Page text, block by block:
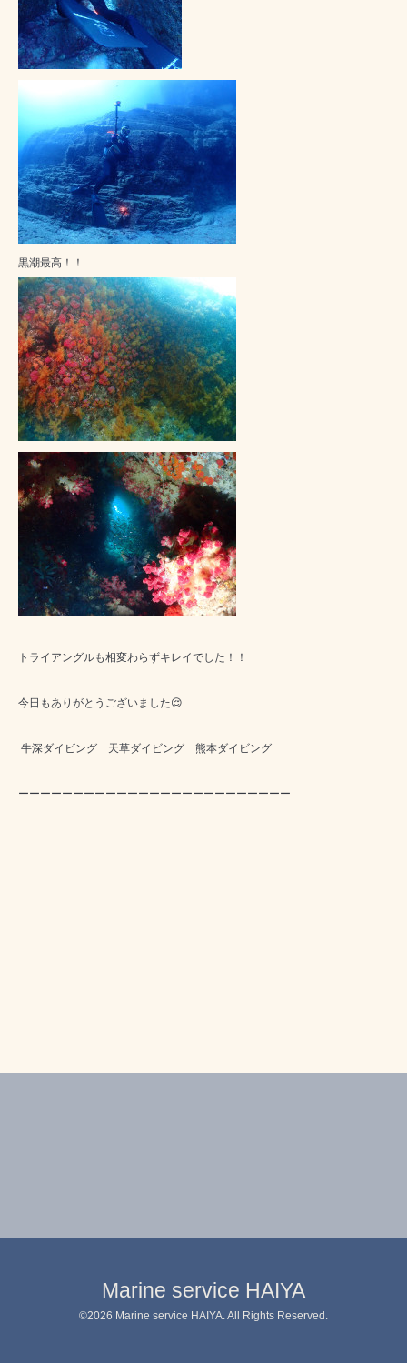
黒潮最高！！
トライアングルも相変わらずキレイでした！！
今日もありがとうございました😌
牛深ダイビング 天草ダイビング 熊本ダイビング
ーーーーーーーーーーーーーーーーーーーーーーーーー
Marine service HAIYA
©2026 Marine service HAIYA . All Rights Reserved.